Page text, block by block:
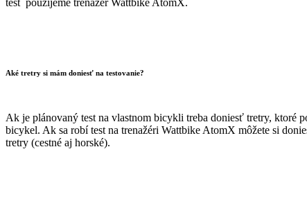
test použijeme trenažér Wattbike AtomX.
Aké tretry si mám doniesť na testovanie?
Ak je plánovaný test na vlastnom bicykli treba doniesť tretry, ktoré
bicykel. Ak sa robí test na trenažéri Wattbike AtomX môžete si
tretry (cestné aj horské).